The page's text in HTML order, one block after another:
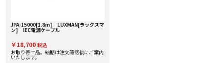
JPA-15000[1.8m] LUXMAN[ラックスマ
ン] IEC電源ケーブル
￥18,700 税込
お取り寄せ品。納期は注文確認後にご案内
いたします。